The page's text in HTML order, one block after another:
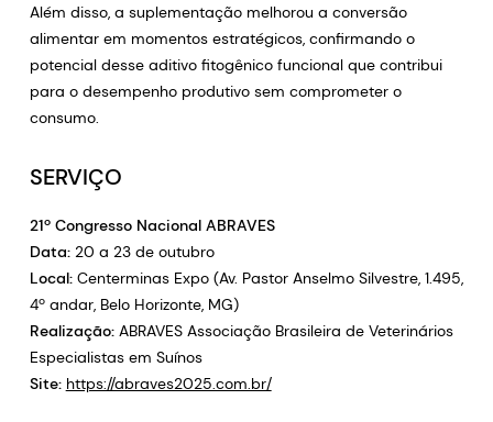
Além disso, a suplementação melhorou a conversão
alimentar em momentos estratégicos, confirmando o
potencial desse aditivo fitogênico funcional que contribui
para o desempenho produtivo sem comprometer o
consumo.
SERVIÇO
21º Congresso Nacional ABRAVES
Data: 20 a 23 de outubro
Local: Centerminas Expo (Av. Pastor Anselmo Silvestre, 1.495,
4º andar, Belo Horizonte, MG)
Realização: ABRAVES Associação Brasileira de Veterinários
Especialistas em Suínos
Site: https://abraves2025.com.br/